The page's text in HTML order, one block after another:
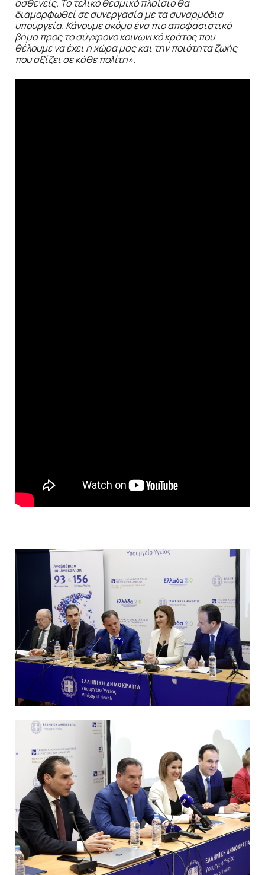
ασθενείς. Το τελικό θεσμικό πλαίσιο θα
διαμορφωθεί σε συνεργασία με τα συναρμόδια
υπουργεία. Κάνουμε ακόμα ένα πιο αποφασιστικό
βήμα προς το σύγχρονο κοινωνικό κράτος που
θέλουμε να έχει η χώρα μας και την ποιότητα ζωής
που αξίζει σε κάθε πολίτη».